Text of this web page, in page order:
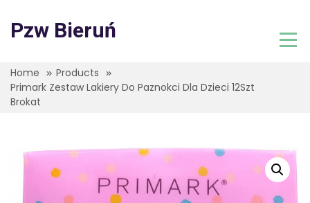
content
Pzw Bieruń
Home
Products
Primark Zestaw Lakiery Do Paznokci Dla Dzieci 12Szt
Brokat